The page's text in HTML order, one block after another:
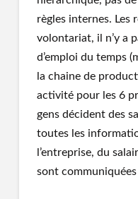
règles internes. Les
volontariat, il n’y a
d’emploi du temps
la chaine de
activité pour les 6
gens décident des
toutes les
l’entreprise, du
sont